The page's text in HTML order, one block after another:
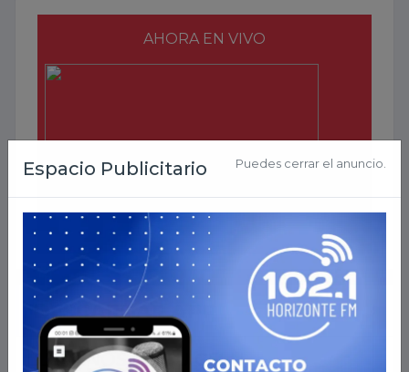
AHORA EN VIVO
08-08 03:09:29
DESCARGAR APP
LLEVANOS EN TU CELU
Espacio Publicitario Puedes cerrar el anuncio.